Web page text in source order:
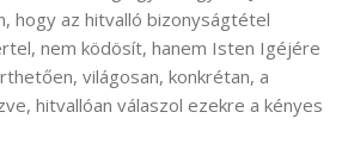
hogy az hitvalló bizonyságtétel
nem ködösít, hanem Isten Igéjére
világosan, konkrétan, a
hitvallóan válaszol ezekre a kényes